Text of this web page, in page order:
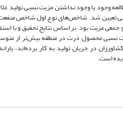
وجود یا وجود نداشتن مزیت نسبی تولید
شناسایی مزیت نسبی تعیین شد. شاخص‌های نوع اول
مزیت بود. بر اساس نتایج تحقیق و با
نسبی محصول ذرت در منطقه بیش‌تر از
در جریان تولید به کار برده‌اند،
است.